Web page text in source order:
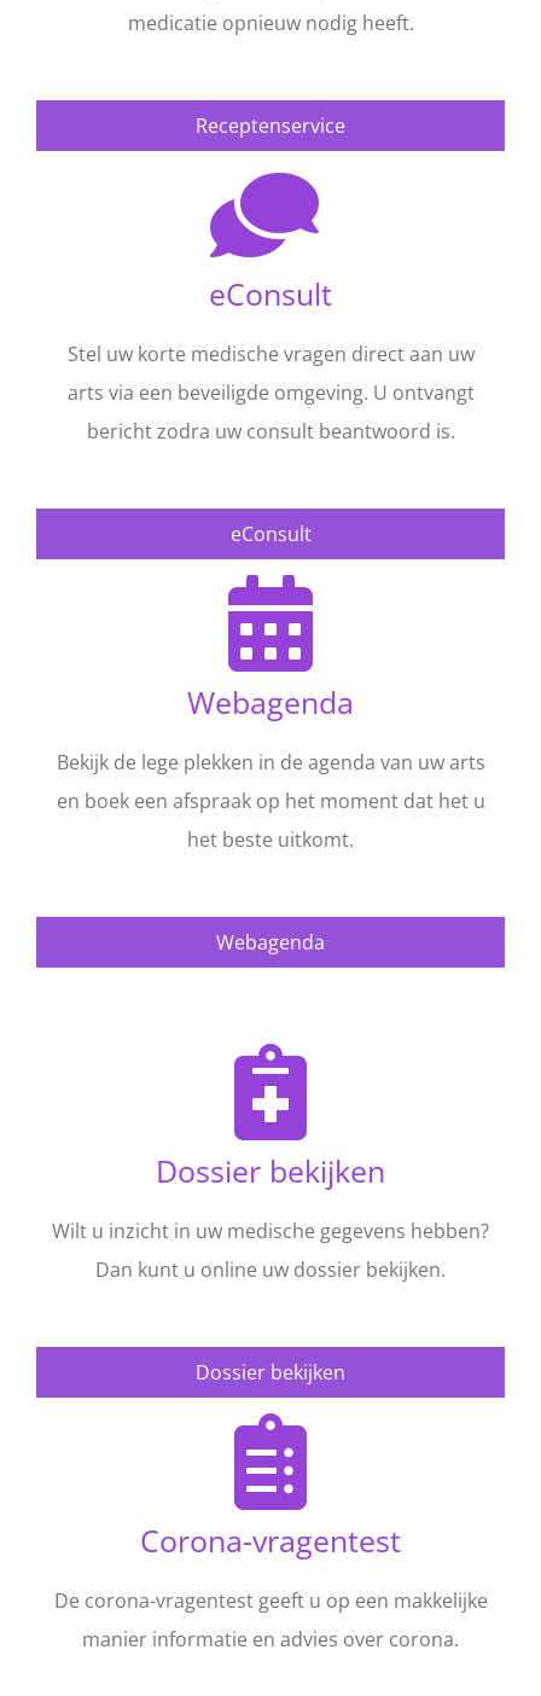
medicatie opnieuw nodig heeft.
Receptenservice
eConsult
Stel uw korte medische vragen direct aan uw
arts via een beveiligde omgeving. U ontvangt
bericht zodra uw consult beantwoord is.
eConsult
Webagenda
Bekijk de lege plekken in de agenda van uw arts
en boek een afspraak op het moment dat het u
het beste uitkomt.
Webagenda
Dossier bekijken
Wilt u inzicht in uw medische gegevens hebben?
Dan kunt u online uw dossier bekijken.
Dossier bekijken
Corona-vragentest
De corona-vragentest geeft u op een makkelijke
manier informatie en advies over corona.